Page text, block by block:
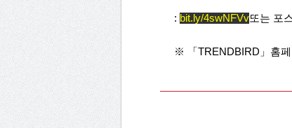
: bit.ly/4swNFVv또는 포
※ 「 TRENDBIRD」 홈